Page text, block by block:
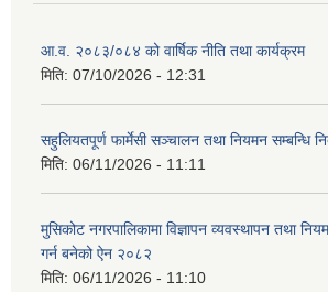
आ.व. २०८३/०८४ को वार्षिक नीति तथा कार्यक्रम
मिति: 07/10/2026 - 12:31
सहुलियतपूर्ण फार्मेसी सञ्चालन तथा नियमन सम्बन्धि
मिति: 06/11/2026 - 11:11
मुसिकोट नगरपालिकामा विज्ञापन व्यवस्थापन तथा
गर्न बनेको ऐन २०८२
मिति: 06/11/2026 - 11:10